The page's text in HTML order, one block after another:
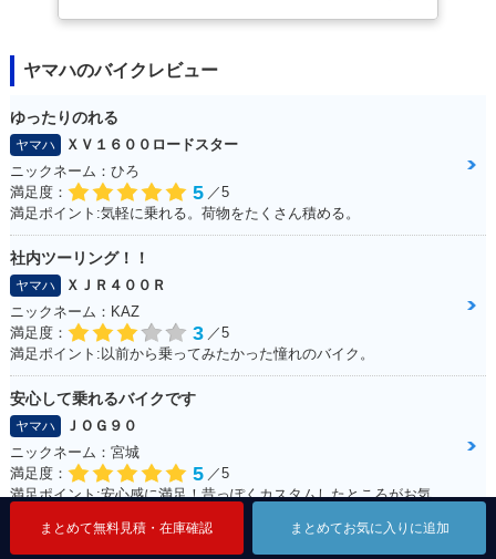
まとめて無料見積・在庫確認 まとめてお気に入りに追加
まとめて無料見積・在庫確認 まとめてお気に入りに追加
まとめて無料見積・在庫確認 まとめてお気に入りに追加
ヤマハのバイクレビュー
ゆったりのれる
ヤマハ
ＸＶ１６００ロードスター
ニックネーム：ひろ
満足度：
5 ／5
満足ポイント:気軽に乗れる。荷物をたくさん積める。
社内ツーリング！！
ヤマハ
ＸＪＲ４００Ｒ
ニックネーム：KAZ
満足度：
3 ／5
満足ポイント:以前から乗ってみたかった憧れのバイク。
安心して乗れるバイクです
ヤマハ
ＪＯＧ９０
ニックネーム：宮城
満足度：
5 ／5
満足ポイント:安心感に満足！昔っぽくカスタムしたところがお気に入り！ ※今回のイベントでの撮影は、積載車等で移動をしており、 公道の走行はしておりません。
大型に並ぶ迫力